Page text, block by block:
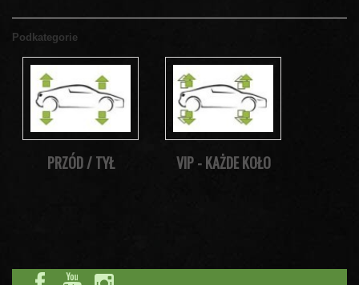
Podkategorie
PRZÓD / TYŁ VIP - KAŻDE KOŁO